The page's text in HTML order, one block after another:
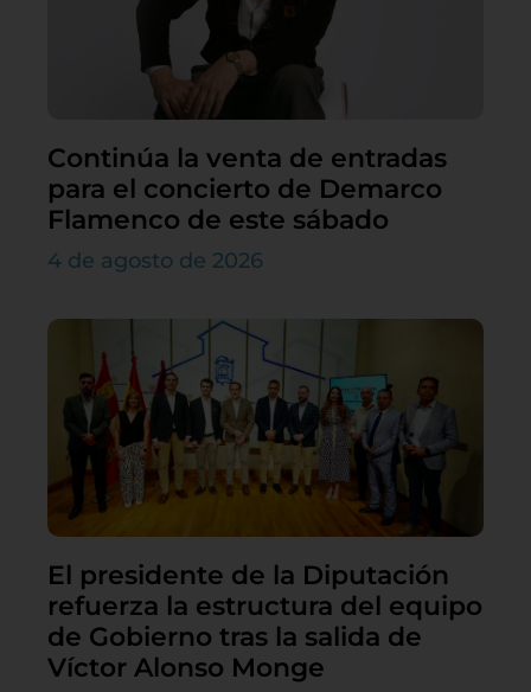
Continúa la venta de entradas
para el concierto de Demarco
Flamenco de este sábado
4 de agosto de 2026
El presidente de la Diputación
refuerza la estructura del equipo
de Gobierno tras la salida de
Víctor Alonso Monge